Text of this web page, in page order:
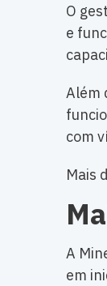
O
e
Além
com
Mais
A
em